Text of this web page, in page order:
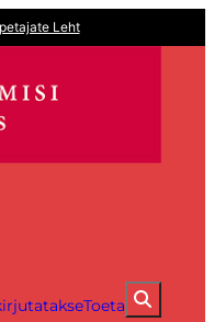
Leht
Toeta